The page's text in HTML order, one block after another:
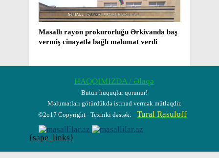
Masallı rayon prokurorluğu Ərkivanda baş
vermiş cinayətlə bağlı məlumat verdi
HAQQIMIZDA / Əlaqə
Bütün hüquqlar qorunur!
Məlumatları götürdükdə istinad vermək mütləqdir.
©2o17 Copyright - Texniki dəstək:
Tural Rasuloff
{sape_links}